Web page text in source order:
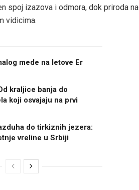
spoj izazova i odmora, dok priroda
vidicima.
mede na letove Er
kraljice banja do
koji osvajaju na prvi
do tirkiznih jezera:
vreline u Srbiji